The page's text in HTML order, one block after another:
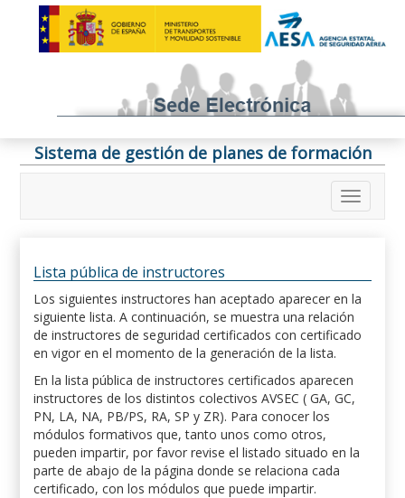
Sistema de gestión de planes de formación
Lista pública de instructores
Los siguientes instructores han aceptado aparecer en la
siguiente lista. A continuación, se muestra una relación
de instructores de seguridad certificados con certificado
en vigor en el momento de la generación de la lista.
En la lista pública de instructores certificados aparecen
instructores de los distintos colectivos AVSEC ( GA, GC,
PN, LA, NA, PB/PS, RA, SP y ZR). Para conocer los
módulos formativos que, tanto unos como otros,
pueden impartir, por favor revise el listado situado en la
parte de abajo de la página donde se relaciona cada
certificado, con los módulos que puede impartir.